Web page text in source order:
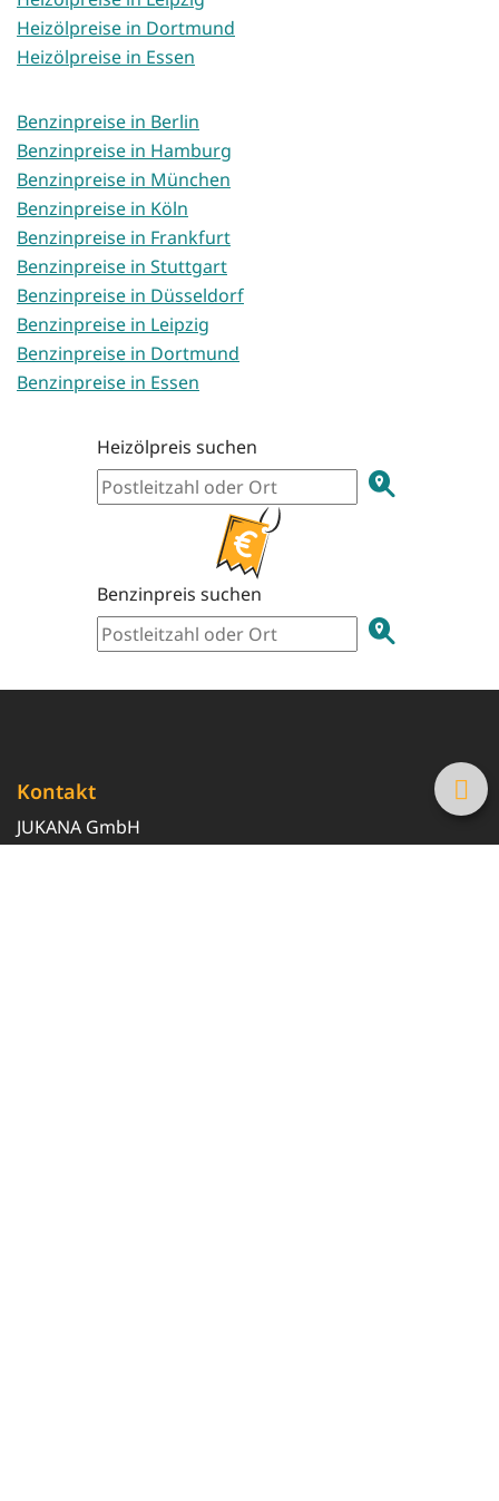
Heizölpreise in Dortmund
Heizölpreise in Essen
Benzinpreise in Berlin
Benzinpreise in Hamburg
Benzinpreise in München
Benzinpreise in Köln
Benzinpreise in Frankfurt
Benzinpreise in Stuttgart
Benzinpreise in Düsseldorf
Benzinpreise in Leipzig
Benzinpreise in Dortmund
Benzinpreise in Essen
Heizölpreis suchen
Benzinpreis suchen
Kontakt
JUKANA GmbH